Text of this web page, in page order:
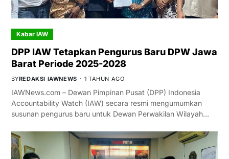
Kabar IAW
DPP IAW Tetapkan Pengurus Baru DPW Jawa
Barat Periode 2025-2028
BYREDAKSI IAWNEWS 1 TAHUN AGO
IAWNews.com – Dewan Pimpinan Pusat (DPP) Indonesia
Accountability Watch (IAW) secara resmi mengumumkan
susunan pengurus baru untuk Dewan Perwakilan Wilayah…